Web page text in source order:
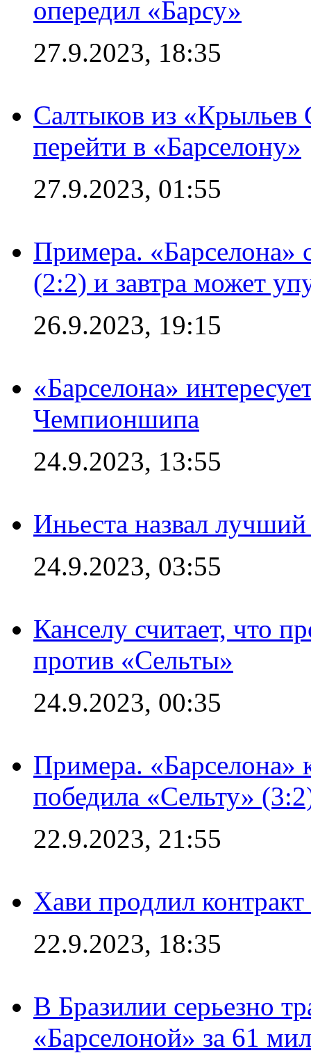
опередил «Барсу»
27.9.2023, 18:35
Салтыков из «Крыльев
перейти в «Барселону»
27.9.2023, 01:55
Примера. «Барселона»
(2:2) и завтра может
26.9.2023, 19:15
«Барселона»
Чемпионшипа
24.9.2023, 13:55
Иньеста назвал
24.9.2023, 03:55
Канселу считает, что
против «Сельты»
24.9.2023, 00:35
Примера. «Барселона»
победила «Сельту»
22.9.2023, 21:55
Хави продлил
22.9.2023, 18:35
В Бразилии серьезно
«Барселоной» за 61